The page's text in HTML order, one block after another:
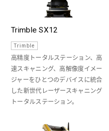
Trimble SX12
Trimble
高精度トータルステーション、高
速スキャニング、高解像度イメー
ジャーをひとつのデバイスに統合
した新世代レーザースキャニング
トータルステーション。